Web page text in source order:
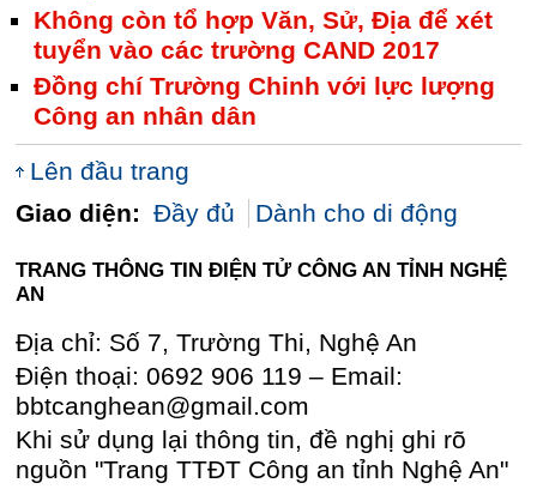
Không còn tổ hợp Văn, Sử, Địa để xét
tuyển vào các trường CAND 2017
Đồng chí Trường Chinh với lực lượng
Công an nhân dân
Lên đầu trang
Giao diện: Đầy đủ Dành cho di động
TRANG THÔNG TIN ĐIỆN TỬ CÔNG AN TỈNH NGHỆ
AN
Địa chỉ: Số 7, Trường Thi, Nghệ An
Điện thoại: 0692 906 119 – Email:
bbtcanghean@gmail.com
Khi sử dụng lại thông tin, đề nghị ghi rõ
nguồn "Trang TTĐT Công an tỉnh Nghệ An"